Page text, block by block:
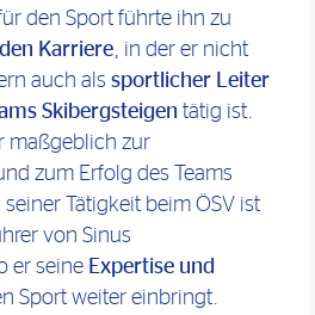
den Sport führte ihn zu
Karriere, in der er nicht
auch als sportlicher Leiter
Skibergsteigen tätig ist.
maßgeblich zur
zum Erfolg des Teams
Tätigkeit beim ÖSV ist
von Sinus
er seine Expertise und
Sport weiter einbringt.